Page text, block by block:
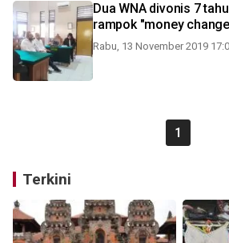
Dua WNA divonis 7
rampok "money
Rabu, 13 November 2019
1
Terkini